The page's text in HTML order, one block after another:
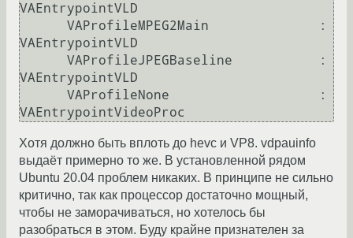
VAEntrypointVLD
VAEntrypointVLD
VAEntrypointVLD
Хотя должно быть вплоть до hevc и VP8. vdpauinfo
выдаёт примерно то же. В установленной рядом
Ubuntu 20.04 проблем никаких. В принципе не сильно
критично, так как процессор достаточно мощный,
чтобы не заморачиваться, но хотелось бы
разобраться в этом. Буду крайне признателен за